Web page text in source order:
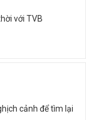
với TVB
cảnh để tìm lại